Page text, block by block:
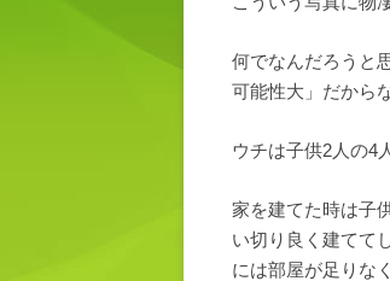
何でなんだろうと
可能性大」だから
ウチは子供2人の4
家を建てた時は子
い切り良く建てて
には部屋が足りな